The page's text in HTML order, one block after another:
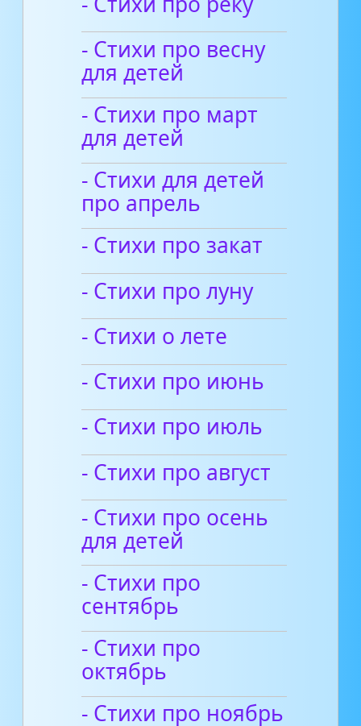
- Стихи про весну
для детей
- Стихи про март
для детей
- Стихи для детей
про апрель
- Стихи про закат
- Стихи про луну
- Стихи о лете
- Стихи про июнь
- Стихи про июль
- Стихи про август
- Стихи про осень
для детей
- Стихи про
сентябрь
- Стихи про
октябрь
- Стихи про ноябрь